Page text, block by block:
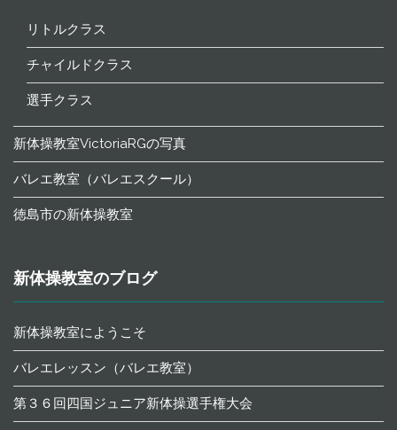
リトルクラス
チャイルドクラス
選手クラス
新体操教室VictoriaRGの写真
バレエ教室（バレエスクール）
徳島市の新体操教室
新体操教室のブログ
新体操教室にようこそ
バレエレッスン（バレエ教室）
第３６回四国ジュニア新体操選手権大会